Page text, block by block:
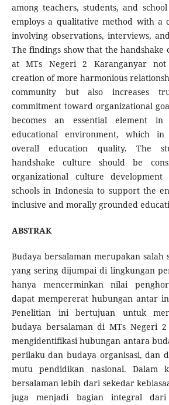
among teachers, students, and
employs a qualitative method with a
involving observations, interviews,
The findings show that the
at MTs Negeri 2 Karanganyar
creation of more harmonious
community but also increases
commitment toward organizational
becomes an essential element
educational environment, which
overall education quality. The
handshake culture should be
organizational culture
schools in Indonesia to support the
inclusive and morally grounded
ABSTRAK
Budaya bersalaman merupakan
yang sering dijumpai di lingkungan
hanya mencerminkan nilai
dapat mempererat hubungan antar
Penelitian ini bertujuan untuk
budaya bersalaman di MTs Negeri
mengidentifikasi hubungan antara
perilaku dan budaya organisasi, dan
mutu pendidikan nasional. Dalam
bersalaman lebih dari sekedar
juga menjadi bagian integral